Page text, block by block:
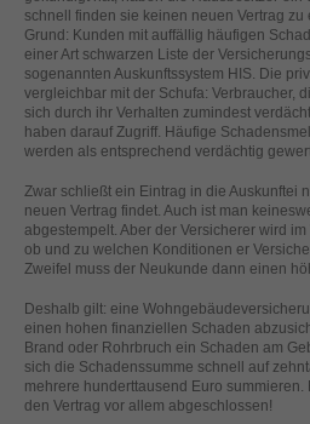
schnell finden sie keinen neuen Vertrag
Grund: Kunden mit auffällig häufigen
einer Art schwarzen Liste der
sogenannten Auskunftssystem HIS. Die
vergleichbar mit der Schufa: Verbraucher,
sich durch ihr Verhalten zumindest
haben darauf Zugriff. Häufige
werden als entsprechend verdächtig
Zwar schließt ein Eintrag in die Auskunftei
neuen Vertrag findet. Auch ist man
abgestempelt. Aber der Versicherer wird
ob und zu welchen Konditionen er
Zweifel muss der Neukunde dann einen
Deshalb gilt: eine
einen hohen finanziellen Schaden
Brand oder Rohrbruch ein Schaden am
sich die Schadenssumme schnell auf
mehrere hunderttausend Euro summieren.
den Vertrag vor allem abgeschlossen!
helfen, diese Website und Ihre
Personenbezogene Daten können
Adressen), z. B. für personalisierte
Anzeigen- und Inhaltsmessung.
Verwendung Ihrer Daten finden Sie
Datenschutzerklärung.
Hier finden Sie eine Übersicht über
weitere Informationen anzeigen
Cookies auswählen.
Alle akzeptieren
Zurück Nur essenzielle
Datenschutzeinstellungen
Essenziell (1)
Essenzielle Cookies ermöglichen
die einwandfreie Funktion der Website